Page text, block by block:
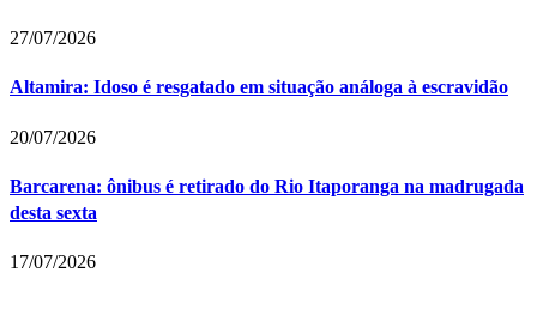
27/07/2026
Altamira: Idoso é resgatado em situação análoga à escravidão
20/07/2026
Barcarena: ônibus é retirado do Rio Itaporanga na madrugada
desta sexta
17/07/2026